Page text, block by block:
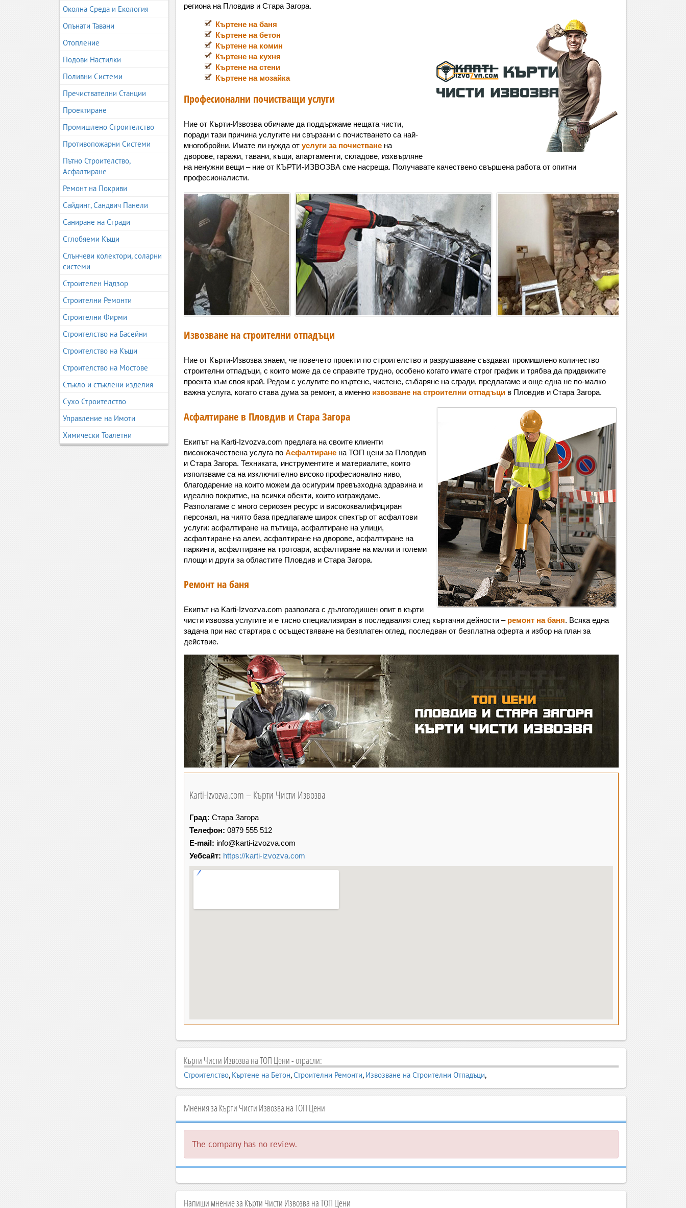
Околна Среда и Екология
Опънати Тавани
Отопление
Подови Настилки
Поливни Системи
Пречиствателни Станции
Проектиране
Промишлено Строителство
Противопожарни Системи
Пътно Строителство,
Асфалтиране
Ремонт на Покриви
Сайдинг, Сандвич Панели
Саниране на Сгради
Сглобяеми Къщи
Слънчеви колектори, соларни
системи
Строителен Надзор
Строителни Ремонти
Строителни Фирми
Строителство на Басейни
Строителство на Къщи
Строителство на Мостове
Стъкло и стъклени изделия
Сухо Строителство
Управление на Имоти
Химически Тоалетни
региона на Пловдив и Стара Загора.
Къртене на баня
Къртене на бетон
Къртене на комин
Къртене на кухня
Къртене на стени
Къртене на мозайка
Професионални почистващи услуги
Ние от Кърти-Извозва обичаме да поддържаме нещата чисти,
поради тази причина услугите ни свързани с почистването са най-
многобройни. Имате ли нужда от услуги за почистване на
дворове, гаражи, тавани, къщи, апартаменти, складове, изхвърляне
на ненужни вещи – ние от КЪРТИ-ИЗВОЗВА сме насреща. Получавате качествено свършена работа от опитни
професионалисти.
Извозване на строителни отпадъци
Ние от Кърти-Извозва знаем, че повечето проекти по строителство и разрушаване създават промишлено количество
строителни отпадъци, с които може да се справите трудно, особено когато имате строг график и трябва да придвижите
проекта към своя край. Редом с услугите по къртене, чистене, събаряне на сгради, предлагаме и още една не по-малко
важна услуга, когато става дума за ремонт, а именно извозване на строителни отпадъци в Пловдив и Стара Загора.
Асфалтиране в Пловдив и Стара Загора
Екипът на Karti-Izvozva.com предлага на своите клиенти
висококачествена услуга по Асфалтиране на ТОП цени за Пловдив
и Стара Загора. Техниката, инструментите и материалите, които
използваме са на изключително високо професионално ниво,
благодарение на които можем да осигурим превъзходна здравина и
идеално покритие, на всички обекти, които изграждаме.
Разполагаме с много сериозен ресурс и висококвалифициран
персонал, на чиято база предлагаме широк спектър от асфалтови
услуги: асфалтиране на пътища, асфалтиране на улици,
асфалтиране на алеи, асфалтиране на дворове, асфалтиране на
паркинги, асфалтиране на тротоари, асфалтиране на малки и големи
площи и други за областите Пловдив и Стара Загора.
Ремонт на баня
Екипът на Karti-Izvozva.com разполага с дългогодишен опит в кърти
чисти извозва услугите и е тясно специализиран в последвалия след къртачни дейности – ремонт на баня. Всяка една
задача при нас стартира с осъществяване на безплатен оглед, последван от безплатна оферта и избор на план за
действие.
Karti-Izvozva.com – Кърти Чисти Извозва
Град: Стара Загора
Телефон: 0879 555 512
E-mail: info@karti-izvozva.com
Уебсайт: https://karti-izvozva.com
Кърти Чисти Извозва на ТОП Цени - отрасли:
Строителство, Къртене на Бетон,Строителни Ремонти, Извозване на Строителни Отпадъци,
Мнения за Кърти Чисти Извозва на ТОП Цени
The company has no review.
Напиши мнение за Кърти Чисти Извозва на ТОП Цени